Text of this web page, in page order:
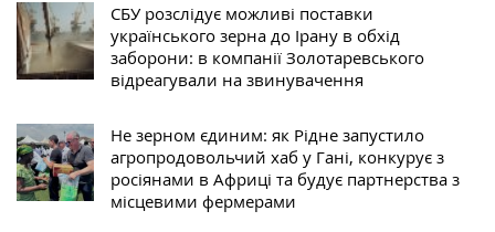
СБУ розслідує можливі поставки
українського зерна до Ірану в обхід
заборони: в компанії Золотаревського
відреагували на звинувачення
Не зерном єдиним: як Рідне запустило
агропродовольчий хаб у Гані, конкурує з
росіянами в Африці та будує партнерства з
місцевими фермерами